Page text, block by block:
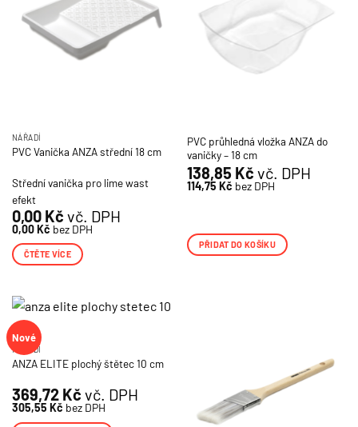
NÁŘADÍ
PVC Vanička ANZA střední 18 cm
Střední vanička pro lime wast
efekt
0,00 Kč vč. DPH
0,00Kč bez DPH
ČTĚTE VÍCE
PVC průhledná vložka ANZA do
vaničky – 18 cm
138,85 Kč vč. DPH
114,75 Kč bez DPH
PŘIDAT DO KOŠÍKU
Nové
NÁŘADÍ
ANZA ELITE plochý štětec 10 cm
369,72 Kč vč. DPH
305,55 Kč bez DPH